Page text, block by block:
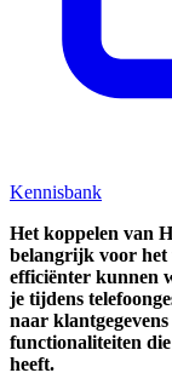
Kennisbank
Het koppelen van
belangrijk voor het
efficiënter kunnen
je tijdens
naar
functionaliteiten
heeft.